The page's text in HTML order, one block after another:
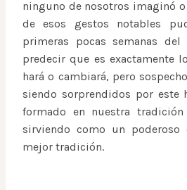
ninguno de nosotros imaginó
de esos gestos notables
primeras pocas semanas del
predecir que es exactamente
hará o cambiará, pero
siendo sorprendidos por este
formado en nuestra
sirviendo como un poderoso
mejor tradición.